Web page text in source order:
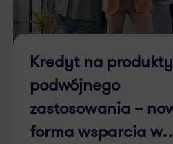
Kredyt na produkty
podwójnego
zastosowania –
forma wsparcia w